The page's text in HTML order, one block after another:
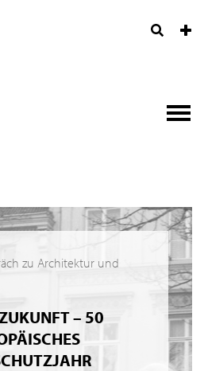
zu Architektur und
– 50